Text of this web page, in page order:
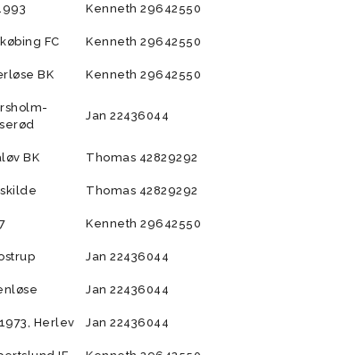
Talent setup
Videopolitik
Kenneth 29642550
FC Kenneth 29642550
BK Kenneth 29642550
Jan 22436044
BK Thomas 42829292
Thomas 42829292
Kenneth 29642550
Jan 22436044
Jan 22436044
Herlev Jan 22436044